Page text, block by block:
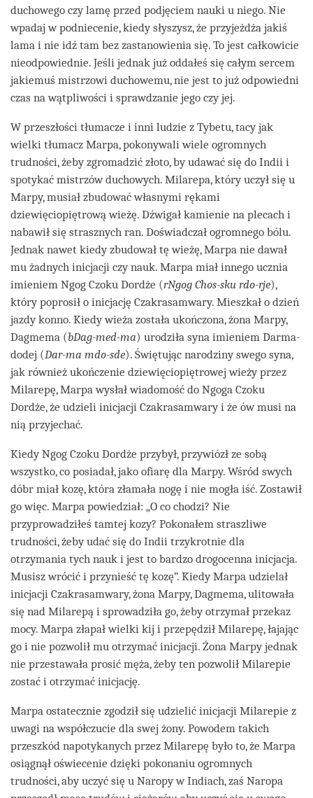
duchowego czy lamę przed podjęciem nauki u niego. Nie
wpadaj w podniecenie, kiedy słyszysz, że przyjeżdża jakiś
lama i nie idź tam bez zastanowienia się. To jest całkowicie
nieodpowiednie. Jeśli jednak już oddałeś się całym sercem
jakiemuś mistrzowi duchowemu, nie jest to już odpowiedni
czas na wątpliwości i sprawdzanie jego czy jej.
W przeszłości tłumacze i inni ludzie z Tybetu, tacy jak
wielki tłumacz Marpa, pokonywali wiele ogromnych
trudności, żeby zgromadzić złoto, by udawać się do Indii i
spotykać mistrzów duchowych. Milarepa, który uczył się u
Marpy, musiał zbudować własnymi rękami
dziewięciopiętrową wieżę. Dźwigał kamienie na plecach i
nabawił się strasznych ran. Doświadczał ogromnego bólu.
Jednak nawet kiedy zbudował tę wieżę, Marpa nie dawał
mu żadnych inicjacji czy nauk. Marpa miał innego ucznia
imieniem Ngog Czoku Dordże (rNgog Chos-sku rdo-rje),
który poprosił o inicjację Czakrasamwary. Mieszkał o dzień
jazdy konno. Kiedy wieża została ukończona, żona Marpy,
Dagmema (bDag-med-ma) urodziła syna imieniem Darma-
dodej (Dar-ma mdo-sde). Świętując narodziny swego syna,
jak również ukończenie dziewięciopiętrowej wieży przez
Milarepę, Marpa wysłał wiadomość do Ngoga Czoku
Dordże, że udzieli inicjacji Czakrasamwary i że ów musi na
nią przyjechać.
Kiedy Ngog Czoku Dordże przybył, przywiózł ze sobą
wszystko, co posiadał, jako ofiarę dla Marpy. Wśród swych
dóbr miał kozę, która złamała nogę i nie mogła iść. Zostawił
go więc. Marpa powiedział: „O co chodzi? Nie
przyprowadziłeś tamtej kozy? Pokonałem straszliwe
trudności, żeby udać się do Indii trzykrotnie dla
otrzymania tych nauk i jest to bardzo drogocenna inicjacja.
Musisz wrócić i przynieść tę kozę”. Kiedy Marpa udzielał
inicjacji Czakrasamwary, żona Marpy, Dagmema, ulitowała
się nad Milarepą i sprowadziła go, żeby otrzymał przekaz
mocy. Marpa złapał wielki kij i przepędził Milarepę, łajając
go i nie pozwolił mu otrzymać inicjacji. Żona Marpy jednak
nie przestawała prosić męża, żeby ten pozwolił Milarepie
zostać i otrzymać inicjację.
Marpa ostatecznie zgodził się udzielić inicjacji Milarepie z
uwagi na współczucie dla swej żony. Powodem takich
przeszkód napotykanych przez Milarepę było to, że Marpa
osiągnął oświecenie dzięki pokonaniu ogromnych
trudności, aby uczyć się u Naropy w Indiach, zaś Naropa